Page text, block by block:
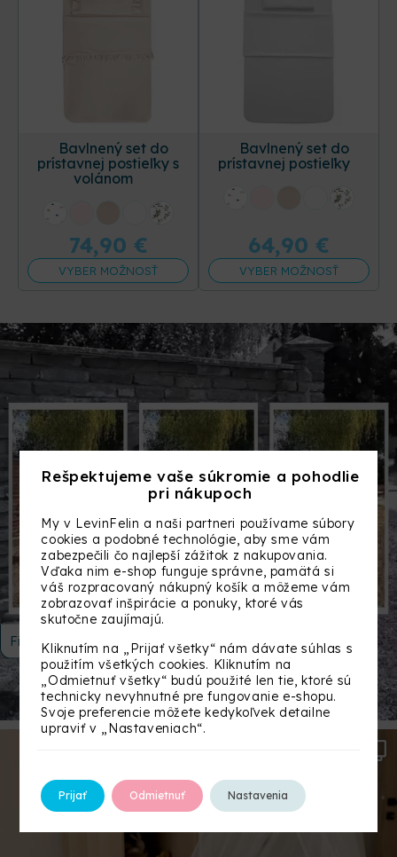
Bavlnený set do
prístavnej postieľky s
volánom
74,90 €
VYBER MOŽNOSŤ
Bavlnený set do
prístavnej postieľky
64,90 €
VYBER MOŽNOSŤ
Filtrovať
Rešpektujeme vaše súkromie a pohodlie
pri nákupoch
My v LevinFelin a naši partneri používame súbory
cookies a podobné technológie, aby sme vám
zabezpečili čo najlepší zážitok z nakupovania.
Vďaka nim e-shop funguje správne, pamätá si
váš rozpracovaný nákupný košík a môžeme vám
zobrazovať inšpirácie a ponuky, ktoré vás
skutočne zaujímajú.
Kliknutím na „Prijať všetky“ nám dávate súhlas s
použitím všetkých cookies. Kliknutím na
„Odmietnuť všetky“ budú použité len tie, ktoré sú
technicky nevyhnutné pre fungovanie e-shopu.
Svoje preferencie môžete kedykoľvek detailne
upraviť v „Nastaveniach“.
Prijať Odmietnuť Nastavenia